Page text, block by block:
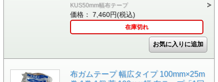
KUS50mm幅布テープ
価格： 7,460円(税込)
在庫切れ
布ガムテープ 幅広タイプ 100mm×25m